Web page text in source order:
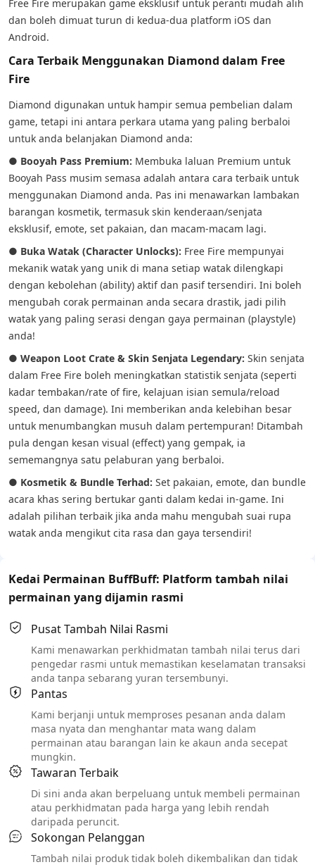
Free Fire merupakan game eksklusif untuk peranti mudah alih
dan boleh dimuat turun di kedua-dua platform iOS dan
Android.
Cara Terbaik Menggunakan Diamond dalam Free
Fire
Diamond digunakan untuk hampir semua pembelian dalam
game, tetapi ini antara perkara utama yang paling berbaloi
untuk anda belanjakan Diamond anda:
● Booyah Pass Premium: Membuka laluan Premium untuk
Booyah Pass musim semasa adalah antara cara terbaik untuk
menggunakan Diamond anda. Pas ini menawarkan lambakan
barangan kosmetik, termasuk skin kenderaan/senjata
eksklusif, emote, set pakaian, dan macam-macam lagi.
● Buka Watak (Character Unlocks): Free Fire mempunyai
mekanik watak yang unik di mana setiap watak dilengkapi
dengan kebolehan (ability) aktif dan pasif tersendiri. Ini boleh
mengubah corak permainan anda secara drastik, jadi pilih
watak yang paling serasi dengan gaya permainan (playstyle)
anda!
● Weapon Loot Crate & Skin Senjata Legendary: Skin senjata
dalam Free Fire boleh meningkatkan statistik senjata (seperti
kadar tembakan/rate of fire, kelajuan isian semula/reload
speed, dan damage). Ini memberikan anda kelebihan besar
untuk menumbangkan musuh dalam pertempuran! Ditambah
pula dengan kesan visual (effect) yang gempak, ia
sememangnya satu pelaburan yang berbaloi.
● Kosmetik & Bundle Terhad: Set pakaian, emote, dan bundle
acara khas sering bertukar ganti dalam kedai in-game. Ini
adalah pilihan terbaik jika anda mahu mengubah suai rupa
watak anda mengikut cita rasa dan gaya tersendiri!
Kedai Permainan BuffBuff: Platform tambah nilai
permainan yang dijamin rasmi
Pusat Tambah Nilai Rasmi
Kami menawarkan perkhidmatan tambah nilai terus dari
pengedar rasmi untuk memastikan keselamatan transaksi
anda tanpa sebarang yuran tersembunyi.
Pantas
Kami berjanji untuk memproses pesanan anda dalam
masa nyata dan menghantar mata wang dalam
permainan atau barangan lain ke akaun anda secepat
mungkin.
Tawaran Terbaik
Di sini anda akan berpeluang untuk membeli permainan
atau perkhidmatan pada harga yang lebih rendah
daripada peruncit.
Sokongan Pelanggan
Tambah nilai produk tidak boleh dikembalikan dan tidak